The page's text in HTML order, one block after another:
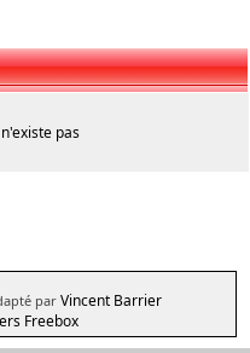
pas
par Vincent Barrier
Freebox